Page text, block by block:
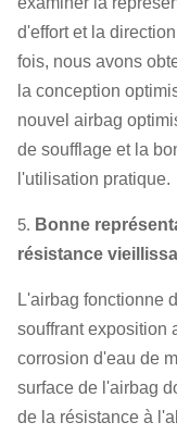
d'effort et la
fois, nous avons
la conception
nouvel airbag
de soufflage et la
l'utilisation pratique.
5. Bonne
résistance
L'airbag fonctionne
souffrant exposition
corrosion d'eau de
surface de l'airbag
de la résistance à